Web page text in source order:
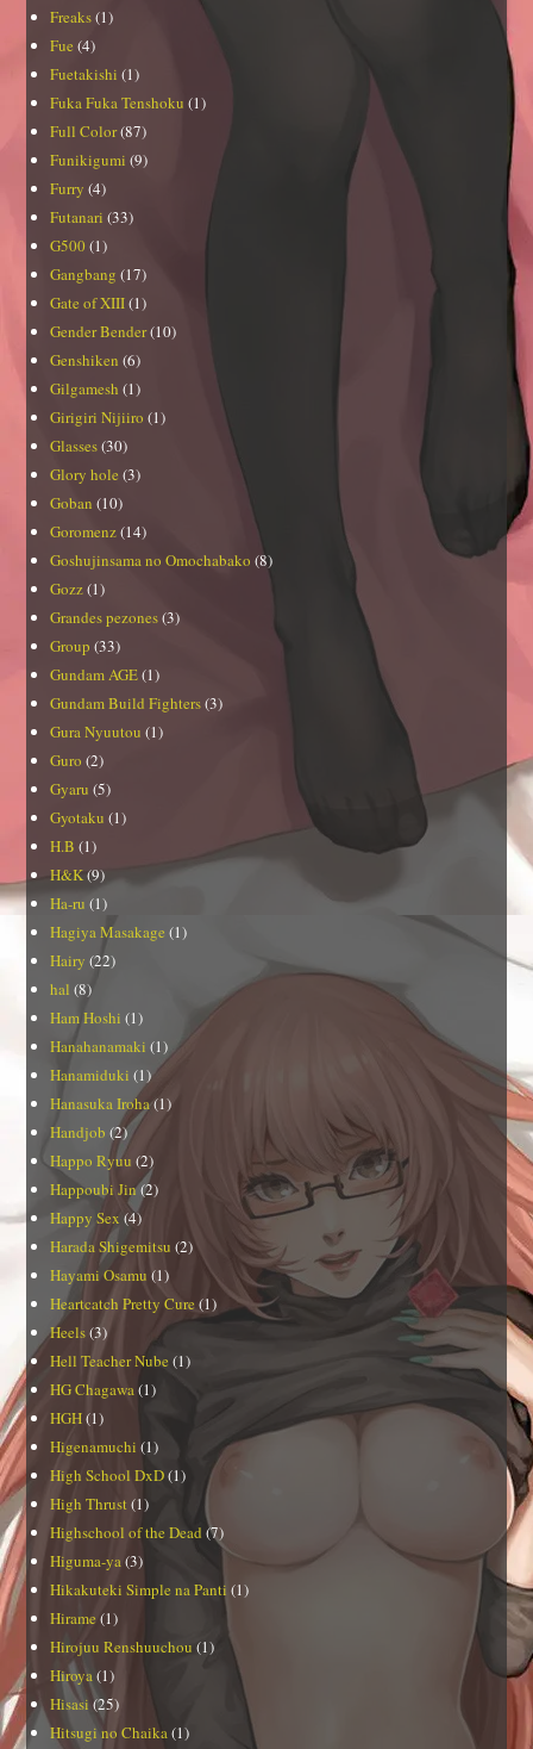
Freaks(1)
Fue (4)
Fuetakishi (1)
Fuka Fuka Tenshoku (1)
Full Color(87)
Funikigumi (9)
Furry (4)
Futanari (33)
G500 (1)
Gangbang (17)
Gate of XIII(1)
Gender Bender(10)
Genshiken (6)
Gilgamesh (1)
Girigiri Nijiiro (1)
Glasses(30)
Glory hole (3)
Goban (10)
Goromenz(14)
Goshujinsama no Omochabako (8)
Gozz(1)
Grandes pezones(3)
Group (33)
Gundam AGE(1)
Gundam Build Fighters(3)
Gura Nyuutou (1)
Guro (2)
Gyaru (5)
Gyotaku (1)
H.B (1)
H&K(9)
Ha-ru (1)
Hagiya Masakage (1)
Hairy (22)
hal (8)
Ham Hoshi (1)
Hanahanamaki (1)
Hanamiduki (1)
Hanasuka Iroha(1)
Handjob (2)
Happo Ryuu (2)
Happoubi Jin(2)
Happy Sex (4)
Harada Shigemitsu (2)
Hayami Osamu (1)
Heartcatch Pretty Cure(1)
Heels(3)
Hell Teacher Nube (1)
HG Chagawa(1)
HGH(1)
Higenamuchi (1)
High School DxD(1)
High Thrust(1)
Highschool of the Dead (7)
Higuma-ya(3)
Hikakuteki Simple na Panti (1)
Hirame (1)
Hirojuu Renshuuchou (1)
Hiroya(1)
Hisasi (25)
Hitsugi no Chaika(1)